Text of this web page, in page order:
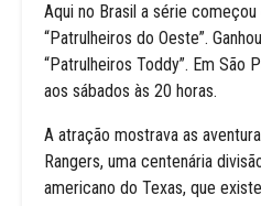
Aqui no Brasil a série
“Patrulheiros do Oeste”.
“Patrulheiros Toddy”. Em São
aos sábados às 20 horas.
A atração mostrava as
Rangers, uma centenária
americano do Texas, que